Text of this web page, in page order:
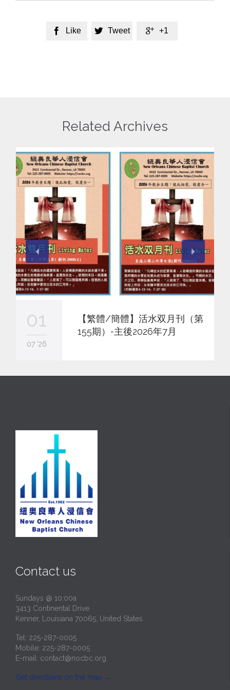
 Like  Tweet  +1
Related Archives
01
07 '26
【繁體/簡體】活水双月刊（第
155期）-主後2026年7月
Contact us
Sundays @ 10:00a
3413 Continental Drive
Kenner, Louisiana 70065, United States
Tel: 225-287-0005
Mobile: 225-287-0005
E-mail: contact@nocbc.org
Get directions on the map →